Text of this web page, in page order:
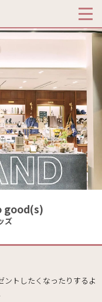
good(s)
ズ
ントしたくなったりするよ